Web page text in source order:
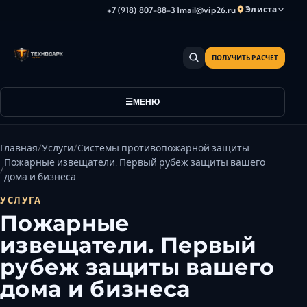
+7 (918) 807-88-31mail@vip26.ru Элиста
Анапа
Владикавказ
Волгодонск
Дербент
МЕНЮ
ПОЛУЧИТЬ РАСЧЕТ
Главная Услуги Системы противопожарной защиты
Пожарные извещатели. Первый рубеж защиты вашего
дома и бизнеса
УСЛУГА
Пожарные
извещатели. Первый
рубеж защиты вашего
дома и бизнеса